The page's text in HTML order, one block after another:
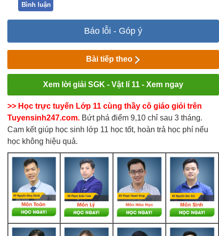
Bình luận
Báo lỗi - Góp ý
Bài tiếp theo
Xem lời giải SGK - Vật lí 11 - Xem ngay
>> Học trực tuyến Lớp 11 cùng thầy cô giáo giỏi trên
Tuyensinh247.com. Bứt phá điểm 9,10 chỉ sau 3 tháng.
Cam kết giúp học sinh lớp 11 học tốt, hoàn trả học phí nếu
học không hiệu quả.